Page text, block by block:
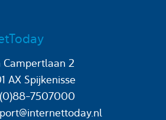
Campertlaan 2
AX Spijkenisse
(0)88-7507000